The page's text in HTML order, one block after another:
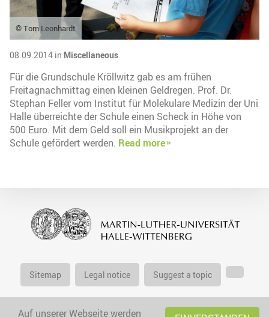
© Tom Leonhardt
08.09.2014 in Miscellaneous
Für die Grundschule Kröllwitz gab es am frühen
Freitagnachmittag einen kleinen Geldregen. Prof. Dr.
Stephan Feller vom Institut für Molekulare Medizin der Uni
Halle überreichte der Schule einen Scheck in Höhe von
500 Euro. Mit dem Geld soll ein Musikprojekt an der
Schule gefördert werden. Read more
Sitemap Legal notice Suggest a topic
Auf unserer Webseite werden